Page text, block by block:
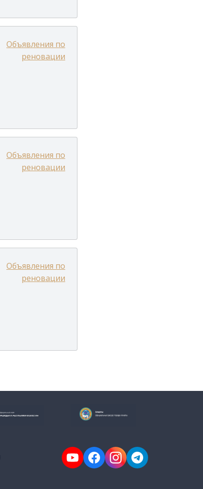
Объявления по
реновации
Объявления по
реновации
Объявления по
реновации